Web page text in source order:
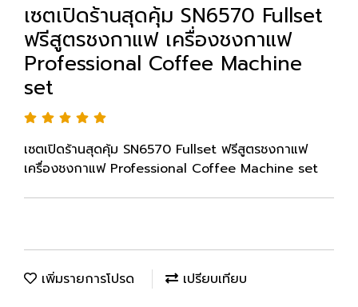
เซตเปิดร้านสุดคุ้ม SN6570 Fullset
ฟรีสูตรชงกาแฟ เครื่องชงกาแฟ
Professional Coffee Machine
set
เซตเปิดร้านสุดคุ้ม SN6570 Fullset ฟรีสูตรชงกาแฟ
เครื่องชงกาแฟ Professional Coffee Machine set
เพิ่มรายการโปรด
เปรียบเทียบ